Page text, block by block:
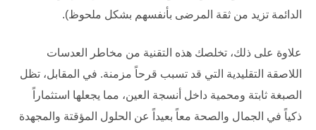
الدائمة تزيد من ثقة المرضى بأنفسهم بشكل ملحوظ).
علاوة على ذلك، تخلصك هذه التقنية من مخاطر العدسات
اللاصقة التقليدية التي قد تسبب قرحاً مزمنة. في المقابل، تظل
الصبغة ثابتة ومحمية داخل أنسجة العين، مما يجعلها استثماراً
ذكياً في الجمال والصحة معاً بعيداً عن الحلول المؤقتة والمجهدة